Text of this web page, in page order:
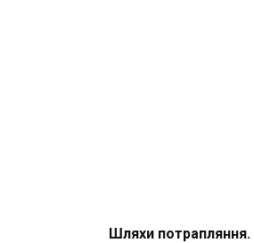
Шляхи потрапляння.